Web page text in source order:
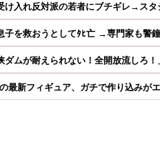
け入れ反対派の若者にブチギレ→ス
子を救おうとしてﾀﾋ亡 →専門家も警
ダムが耐えられない！全開放流しろ
最新フィギュア、ガチで作り込みが